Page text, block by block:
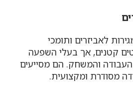
לאביזרים ותומכי
קטנים, אך בעלי השפעה
והמשחק. הם מסייעים
מסודרת ומקצועית.